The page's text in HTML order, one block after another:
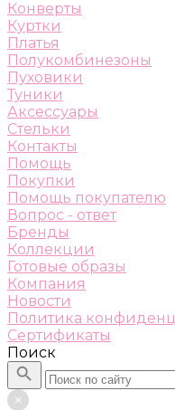
Конверты
Куртки
Платья
Полукомбинезоны
Пуховики
Туники
Аксессуары
Стельки
Контакты
Помощь
Покупки
Помощь покупателю
Вопрос - ответ
Бренды
Коллекции
Готовые образы
Компания
Новости
Политика
Сертификаты
Поиск